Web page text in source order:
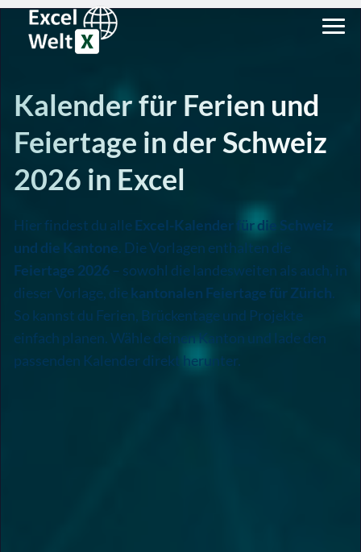
Kalender für Ferien und
Feiertage in der Schweiz
2026 in Excel
Hier findest du alleExcel-Kalender für die Schweiz
und die Kantone. Die Vorlagen enthalten die
Feiertage 2026 – sowohl die landesweiten als auch, in
dieser Vorlage, diekantonalen Feiertage für Zürich.
So kannst du Ferien, Brückentage und Projekte
einfach planen. Wähle deinen Kanton und lade den
passenden Kalender direkt herunter.